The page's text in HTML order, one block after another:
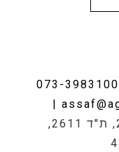
: 073-3983100
|
היצירה 3, קומה 2, ת"ד 2611,